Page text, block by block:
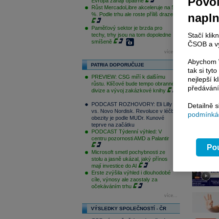
Růst MercadoLibre akceleruje na 50
%. Podle trhu ale roste příliš draze
Paměťový sektor je brzda pro
techy, trhy jsou na tom dopoledne
smíšeně
více...
PATRIA DOPORUČUJE
PREVIEW: CSG míří k dalšímu
růstu. Klíčové bude tempo obranné
divize a vývoj zakázkové knihy
PODCAST ROZHOVORY: Eli Lilly
vs. Novo Nordisk. Revoluce v léčbě
obezity je podle MUDr. Kunové
teprve na začátku
PODCAST Týdenní výhled: V
centru pozornosti AMD a Palantir
Microsoft smetl pochybnosti ze
stolu a jasně ukázal, jaký přínos
mají investice do AI
Erste zvýšila výhled i dlouhodobé
cíle, výnosy ale zaostaly za
očekáváním trhu
více...
VÝSLEDKY SPOLEČNOSTÍ - ČR
Stačí
ČSOB a
Abychom
tak si
nejlepší
Detailně